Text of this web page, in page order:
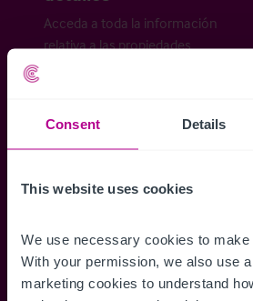
Consent Details
This website uses cookies
We use necessary cookies to make
With your permission, we also use
marketing cookies to understand
Acceda a toda la información
relativa a las propiedades
Regístrese ahora